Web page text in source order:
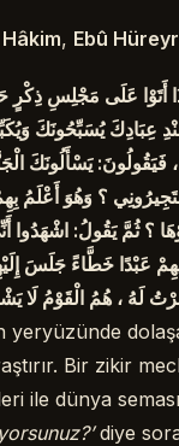
Hâkim, Ebû
أَتَوْا عَلَى مَجْلِسِ
عِبَادِكَ يُسَبِّحُونَكَ
فَيَقُولُونَ: يَسْأَلُونَكَ
؟ وَهُوَ أَعْلَمُ
؟ ثُمَّ يَقُولُ:
عَبْدًا خَطَّاءً جَلَسَ
لَهُ ، هُمُ الْقَوْمُ لَا
yeryüzünde
Bir zikir
ile dünya
diye